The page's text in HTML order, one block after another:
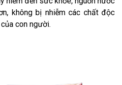
không bị nhiễm các chất độc
con người.